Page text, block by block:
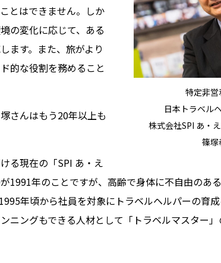
特定非営
日本トラベル
株式会社SPI あ・
篠塚
とはできません。しか
の変化に応じて、ある
ます。また、旅がより
的な役割を務めること
さんはもう20年以上も
る現在の「SPI あ・え
1991年のことですが、高齢で身体に不自由のあ
年頃から社員を対象にトラベルヘルパーの育
ニングもできる人材として「トラベルマスター